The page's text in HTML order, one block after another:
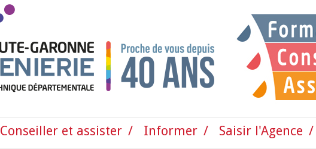
Conseiller et assister Informer Saisir l'Agence